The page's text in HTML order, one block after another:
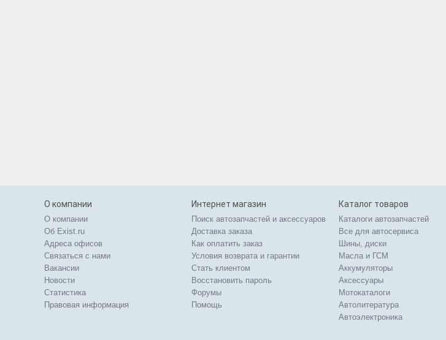
О компании
О компании
Об Exist.ru
Адреса офисов
Связаться с нами
Вакансии
Новости
Статистика
Правовая информация
Интернет магазин
Поиск автозапчастей и аксессуаров
Доставка заказа
Как оплатить заказ
Условия возврата и гарантии
Стать клиентом
Восстановить пароль
Форумы
Помощь
Каталог товаров
Каталоги автозапчастей
Все для автосервиса
Шины, диски
Масла и ГСМ
Аккумуляторы
Аксессуары
Мотокаталоги
Автолитература
Автоэлектроника